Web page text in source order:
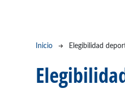
Ruta de
Inicio Elegibilidad